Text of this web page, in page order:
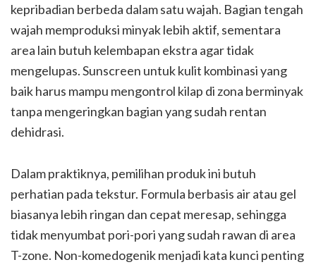
kepribadian berbeda dalam satu wajah. Bagian tengah
wajah memproduksi minyak lebih aktif, sementara
area lain butuh kelembapan ekstra agar tidak
mengelupas. Sunscreen untuk kulit kombinasi yang
baik harus mampu mengontrol kilap di zona berminyak
tanpa mengeringkan bagian yang sudah rentan
dehidrasi.
Dalam praktiknya, pemilihan produk ini butuh
perhatian pada tekstur. Formula berbasis air atau gel
biasanya lebih ringan dan cepat meresap, sehingga
tidak menyumbat pori-pori yang sudah rawan di area
T-zone. Non-komedogenik menjadi kata kunci penting